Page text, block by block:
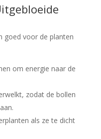
goed voor de planten
om energie naar de
zodat de bollen
als ze te dicht